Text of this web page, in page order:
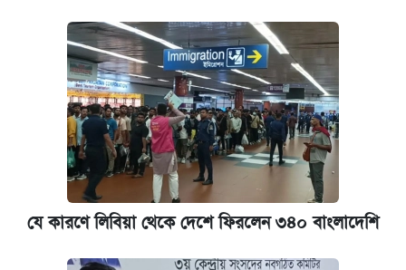
যে কারণে লিবিয়া থেকে দেশে ফিরলেন ৩৪০ বাংলাদেশি